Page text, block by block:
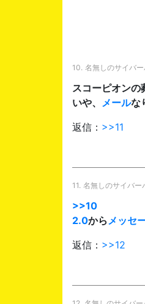
10. 名無しのサイバー
スコーピオン
いや、
メールな
返信： >>11
11. 名無しのサイバー
>>10
2.0から メッセ
返信： >>12